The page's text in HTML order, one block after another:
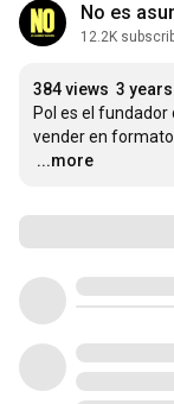
No es
12.2K
384 views 3
Pol es el
…
...more